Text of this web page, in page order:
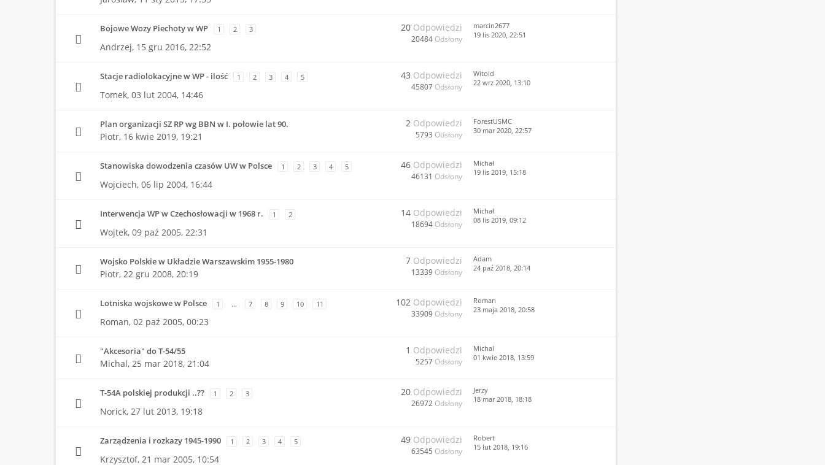
Bojowe Wozy Piechoty w WP 1 2 3
Andrzej, 15 gru 2016, 22:52
20 Odpowiedzi
20484 Odsłony
marcin2677
19 lis 2020, 22:51
Stacje radiolokacyjne w WP - ilość 1 2 3 4 5
Tomek, 03 lut 2004, 14:46
43 Odpowiedzi
45807 Odsłony
Witold
22 wrz 2020, 13:10
Plan organizacji SZ RP wg BBN w I. połowie lat 90.
Piotr, 16 kwie 2019, 19:21
2 Odpowiedzi
5793 Odsłony
ForestUSMC
30 mar 2020, 22:57
Stanowiska dowodzenia czasów UW w Polsce 1 2 3 4 5
Wojciech, 06 lip 2004, 16:44
46 Odpowiedzi
46131 Odsłony
Michał
19 lis 2019, 15:18
Interwencja WP w Czechosłowacji w 1968 r. 1 2
Wojtek, 09 paź 2005, 22:31
14 Odpowiedzi
18694 Odsłony
Michał
08 lis 2019, 09:12
Wojsko Polskie w Układzie Warszawskim 1955-1980
Piotr, 22 gru 2008, 20:19
7 Odpowiedzi
13339 Odsłony
Adam
24 paź 2018, 20:14
Lotniska wojskowe w Polsce 1 … 7 8 9 10 11
Roman, 02 paź 2005, 00:23
102 Odpowiedzi
33909 Odsłony
Roman
23 maja 2018, 20:58
"Akcesoria" do T-54/55
Michal, 25 mar 2018, 21:04
1 Odpowiedzi
5257 Odsłony
Michal
01 kwie 2018, 13:59
T-54A polskiej produkcji ..?? 1 2 3
Norick, 27 lut 2013, 19:18
20 Odpowiedzi
26972 Odsłony
Jerzy
18 mar 2018, 18:18
Zarządzenia i rozkazy 1945-1990 1 2 3 4 5
Krzysztof, 21 mar 2005, 10:54
49 Odpowiedzi
63545 Odsłony
Robert
15 lut 2018, 19:16